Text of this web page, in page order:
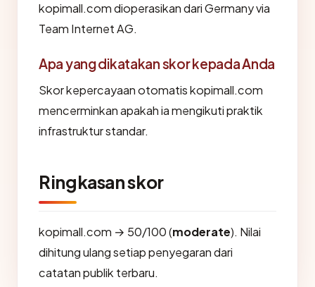
kopimall.com dioperasikan dari Germany via
Team Internet AG.
Apa yang dikatakan skor kepada Anda
Skor kepercayaan otomatis kopimall.com
mencerminkan apakah ia mengikuti praktik
infrastruktur standar.
Ringkasan skor
kopimall.com → 50/100 (moderate). Nilai
dihitung ulang setiap penyegaran dari
catatan publik terbaru.